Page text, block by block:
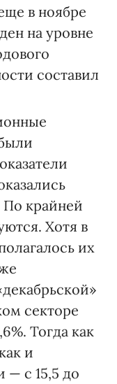
в ноябре
на уровне
составил
По крайней
Хотя в
их
секторе
Тогда как
и
— с 15,5 до